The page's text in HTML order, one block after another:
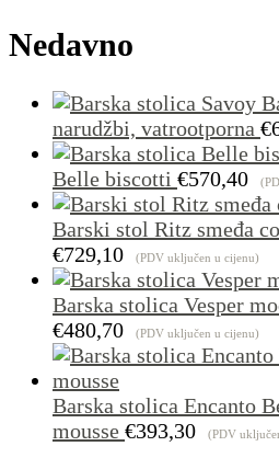
Nedavno
narudžbi, vatrootporna €
Belle biscotti €570,40
Barski stol Ritz smeđa
€729,10 (PDV uključen u cijenu)
Barska stolica Vesper
€480,70 (PDV uključen u cijenu)
Barska stolica Encanto
mousse €393,30 (PDV